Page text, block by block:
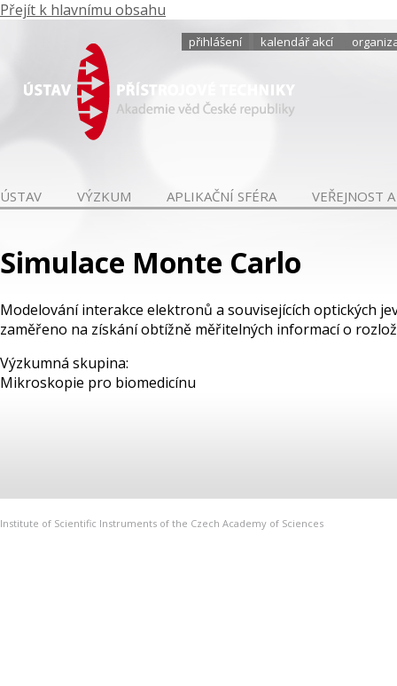
Přejít k hlavnímu obsahu
přihlášení kalendář akcí
ÚSTAV VÝZKUM APLIKAČNÍ SFÉRA VEŘEJNOST
Simulace Monte Carlo
Modelování interakce elektronů a souvisejících optických
zaměřeno na získání obtížně měřitelných informací o
Výzkumná skupina:
Mikroskopie pro biomedicínu
Institute of Scientific Instruments of the Czech Academy of Sciences